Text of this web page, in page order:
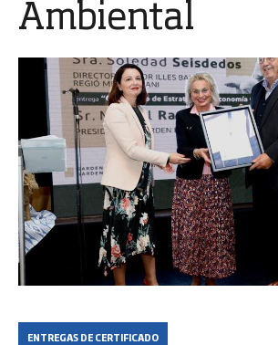
Ambiental
ENTREGAS DE CERTIFICADO